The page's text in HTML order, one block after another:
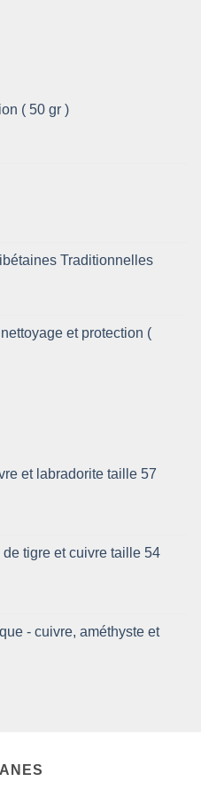
( 50 gr )
Traditionnelles
et protection (
et labradorite taille 57
tigre et cuivre taille 54
- cuivre, améthyste et